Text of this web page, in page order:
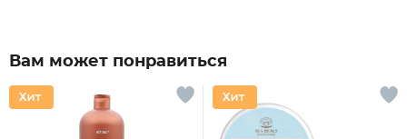
Вам может понравиться